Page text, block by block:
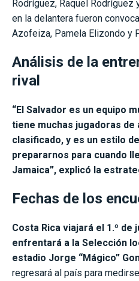
Rodríguez, Raquel Rodríguez
en la delantera fueron
Azofeiza, Pamela Elizondo y
Análisis de la
rival
“El Salvador es un equipo
tiene muchas jugadoras de
clasificado, y es un estilo
prepararnos para cuando
Jamaica”, explicó la
Fechas de los
Costa Rica viajará el 1.º de
enfrentará a la Selección
estadio Jorge “Mágico”
regresará al país para